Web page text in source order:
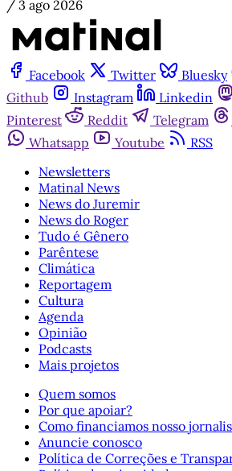
/ 3 ago 2026
Facebook Twitter Bluesky
Github
Instagram Linkedin
Pinterest
Reddit Telegram
Whatsapp
Youtube
RSS
Newsletters
Matinal News
News do Juremir
News do Roger
Tudo é Gênero
Parêntese
Climática
Reportagem
Cultura
Agenda
Opinião
Podcasts
Mais projetos
Quem somos
Por que apoiar?
Como financiamos nosso
Anuncie conosco
Política de Correções e